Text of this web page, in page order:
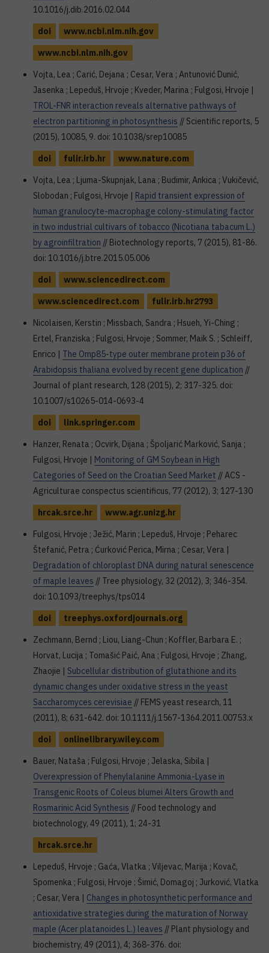
10.1016/j.dib.2016.02.044
doi
www.ncbi.nlm.nih.gov
www.ncbi.nlm.nih.gov
Vojta, Lea ; Carić, Dejana ; Cesar, Vera ; Antunović Dunić,
Jasenka ; Lepeduš, Hrvoje ; Kveder, Marina ; Fulgosi, Hrvoje |
TROL-FNR interaction reveals alternative pathways of
electron partitioning in photosynthesis // Scientific reports, 5
(2015), 10085, 9. doi: 10.1038/srep10085
doi
fulir.irb.hr
www.nature.com
Vojta, Lea ; Ljuma-Skupnjak, Lana ; Budimir, Ankica ; Vukičević,
Slobodan ; Fulgosi, Hrvoje | Rapid transient expression of
human granulocyte-macrophage colony-stimulating factor
in two industrial cultivars of tobacco (Nicotiana tabacum L.)
by agroinfiltration // Biotechnology reports, 7 (2015), 81-86.
doi: 10.1016/j.btre.2015.05.006
doi
www.sciencedirect.com
www.sciencedirect.com
fulir.irb.hr2793
Nicolaisen, Kerstin ; Missbach, Sandra ; Hsueh, Yi-Ching ;
Ertel, Franziska ; Fulgosi, Hrvoje ; Sommer, Maik S. ; Schleiff,
Enrico | The Omp85-type outer membrane protein p36 of
Arabidopsis thaliana evolved by recent gene duplication //
Journal of plant research, 128 (2015), 2; 317-325. doi:
10.1007/s10265-014-0693-4
doi
link.springer.com
Hanzer, Renata ; Ocvirk, Dijana ; Špoljarić Marković, Sanja ;
Fulgosi, Hrvoje | Monitoring of GM Soybean in High
Categories of Seed on the Croatian Seed Market // ACS -
Agriculturae conspectus scientificus, 77 (2012), 3; 127-130
hrcak.srce.hr
www.agr.unizg.hr
Fulgosi, Hrvoje ; Ježić, Marin ; Lepeduš, Hrvoje ; Peharec
Štefanić, Petra ; Ćurković Perica, Mirna ; Cesar, Vera |
Degradation of chloroplast DNA during natural senescence
of maple leaves // Tree physiology, 32 (2012), 3; 346-354.
doi: 10.1093/treephys/tps014
doi
treephys.oxfordjournals.org
Zechmann, Bernd ; Liou, Liang-Chun ; Koffler, Barbara E. ;
Horvat, Lucija ; Tomašić Paić, Ana ; Fulgosi, Hrvoje ; Zhang,
Zhaojie | Subcellular distribution of glutathione and its
dynamic changes under oxidative stress in the yeast
Saccharomyces cerevisiae // FEMS yeast research, 11
(2011), 8; 631-642. doi: 10.1111/j.1567-1364.2011.00753.x
doi
onlinelibrary.wiley.com
Bauer, Nataša ; Fulgosi, Hrvoje ; Jelaska, Sibila |
Overexpression of Phenylalanine Ammonia-Lyase in
Transgenic Roots of Coleus blumei Alters Growth and
Rosmarinic Acid Synthesis // Food technology and
biotechnology, 49 (2011), 1; 24-31
hrcak.srce.hr
Lepeduš, Hrvoje ; Gaća, Vlatka ; Viljevac, Marija ; Kovač,
Spomenka ; Fulgosi, Hrvoje ; Šimić, Domagoj ; Jurković, Vlatka
; Cesar, Vera | Changes in photosynthetic performance and
antioxidative strategies during the maturation of Norway
maple (Acer platanoides L.) leaves // Plant physiology and
biochemistry, 49 (2011), 4; 368-376. doi: